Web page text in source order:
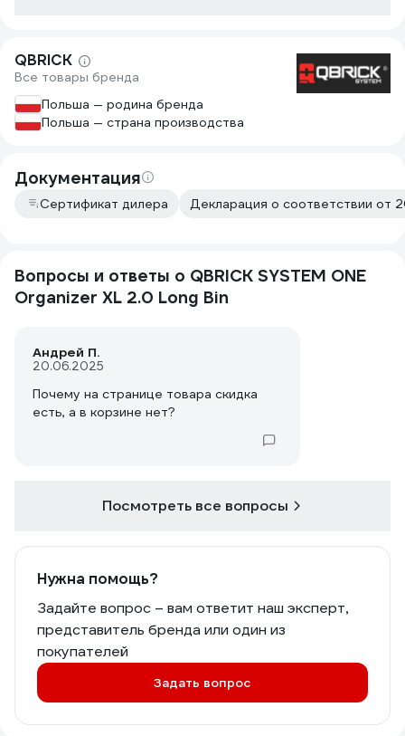
QBRICK
Все товары бренда
Польша — родина бренда
Польша — страна производства
Документация
Сертификат дилера Декларация о соответствии от
Вопросы и ответы о QBRICK SYSTEM ONE
Organizer XL 2.0 Long Bin
Андрей П.
20.06.2025
Почему на странице товара скидка
есть, а в корзине нет?
Посмотреть все вопросы
Нужна помощь?
Задайте вопрос – вам ответит наш эксперт,
представитель бренда или один из
покупателей
Задать вопрос